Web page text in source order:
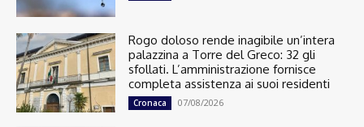
Rogo doloso rende inagibile un’intera
palazzina a Torre del Greco: 32 gli
sfollati. L’amministrazione fornisce
completa assistenza ai suoi residenti
Cronaca 07/08/2026